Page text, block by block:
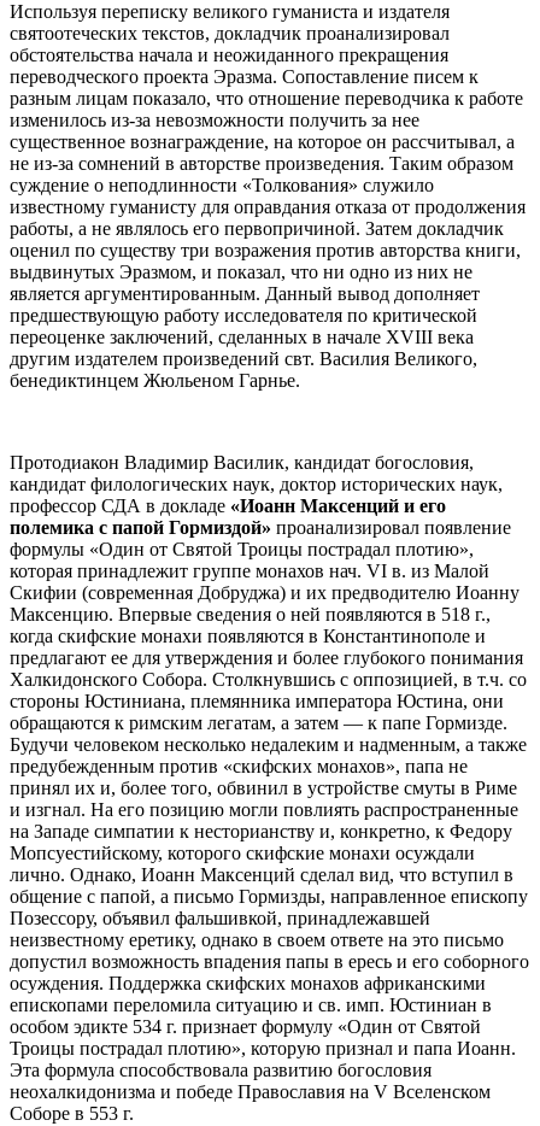
Используя переписку великого гуманиста и издателя
святоотеческих текстов, докладчик проанализировал
обстоятельства начала и неожиданного прекращения
переводческого проекта Эразма. Сопоставление писем к
разным лицам показало, что отношение переводчика к работе
изменилось из-за невозможности получить за нее
существенное вознаграждение, на которое он рассчитывал, а
не из-за сомнений в авторстве произведения. Таким образом
суждение о неподлинности «Толкования» служило
известному гуманисту для оправдания отказа от продолжения
работы, а не являлось его первопричиной. Затем докладчик
оценил по существу три возражения против авторства книги,
выдвинутых Эразмом, и показал, что ни одно из них не
является аргументированным. Данный вывод дополняет
предшествующую работу исследователя по критической
переоценке заключений, сделанных в начале XVIII века
другим издателем произведений свт. Василия Великого,
бенедиктинцем Жюльеном Гарнье.
Протодиакон Владимир Василик, кандидат богословия,
кандидат филологических наук, доктор исторических наук,
профессор СДА в докладе «Иоанн Максенций и его
полемика с папой Гормиздой» проанализировал появление
формулы «Один от Святой Троицы пострадал плотию»,
которая принадлежит группе монахов нач. VI в. из Малой
Скифии (современная Добруджа) и их предводителю Иоанну
Максенцию. Впервые сведения о ней появляются в 518 г.,
когда скифские монахи появляются в Константинополе и
предлагают ее для утверждения и более глубокого понимания
Халкидонского Собора. Столкнувшись с оппозицией, в т.ч. со
стороны Юстиниана, племянника императора Юстина, они
обращаются к римским легатам, а затем — к папе Гормизде.
Будучи человеком несколько недалеким и надменным, а также
предубежденным против «скифских монахов», папа не
принял их и, более того, обвинил в устройстве смуты в Риме
и изгнал. На его позицию могли повлиять распространенные
на Западе симпатии к несторианству и, конкретно, к Федору
Мопсуестийскому, которого скифские монахи осуждали
лично. Однако, Иоанн Максенций сделал вид, что вступил в
общение с папой, а письмо Гормизды, направленное епископу
Позессору, объявил фальшивкой, принадлежавшей
неизвестному еретику, однако в своем ответе на это письмо
допустил возможность впадения папы в ересь и его соборного
осуждения. Поддержка скифских монахов африканскими
епископами переломила ситуацию и св. имп. Юстиниан в
особом эдикте 534 г. признает формулу «Один от Святой
Троицы пострадал плотию», которую признал и папа Иоанн.
Эта формула способствовала развитию богословия
неохалкидонизма и победе Православия на V Вселенском
Соборе в 553 г.